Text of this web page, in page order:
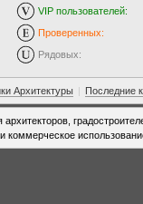
VIP пользователей:
Проверенных:
Рядовых:
Архитектуры | Последние